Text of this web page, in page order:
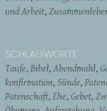
und Arbeit
SCHLAGWORTE
Taufe Bibel Abendmahl
konfirmation Sünde
Patenschaft Ehe Gebet